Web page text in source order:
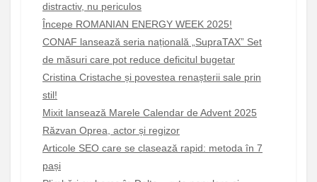
distractiv, nu periculos
Începe ROMANIAN ENERGY WEEK 2025!
CONAF lansează seria națională „SupraTAX” Set
de măsuri care pot reduce deficitul bugetar
Cristina Cristache și povestea renașterii sale prin
stil!
Mixit lansează Marele Calendar de Advent 2025
Răzvan Oprea, actor și regizor
Articole SEO care se clasează rapid: metoda în 7
pași